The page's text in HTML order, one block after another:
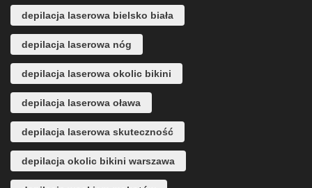
depilacja laserowa bielsko biała
depilacja laserowa nóg
depilacja laserowa okolic bikini
depilacja laserowa oława
depilacja laserowa skuteczność
depilacja okolic bikini warszawa